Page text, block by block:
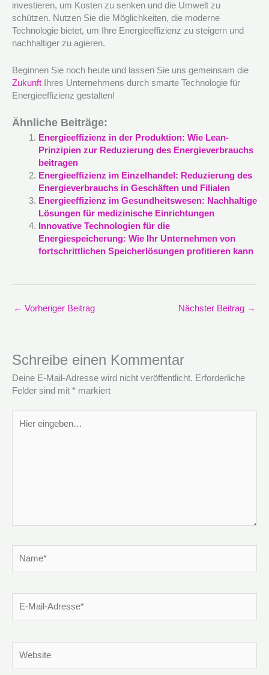
investieren, um Kosten zu senken und die Umwelt zu
schützen. Nutzen Sie die Möglichkeiten, die moderne
Technologie bietet, um Ihre Energieeffizienz zu steigern und
nachhaltiger zu agieren.
Beginnen Sie noch heute und lassen Sie uns gemeinsam die
Zukunft Ihres Unternehmens durch smarte Technologie für
Energieeffizienz gestalten!
Ähnliche Beiträge:
Energieeffizienz in der Produktion: Wie Lean-
Prinzipien zur Reduzierung des Energieverbrauchs
beitragen
Energieeffizienz im Einzelhandel: Reduzierung des
Energieverbrauchs in Geschäften und Filialen
Energieeffizienz im Gesundheitswesen: Nachhaltige
Lösungen für medizinische Einrichtungen
Innovative Technologien für die
Energiespeicherung: Wie Ihr Unternehmen von
fortschrittlichen Speicherlösungen profitieren kann
← Vorheriger Beitrag Nächster Beitrag →
Schreibe einen Kommentar
Deine E-Mail-Adresse wird nicht veröffentlicht. Erforderliche
Felder sind mit * markiert
eingeben…
Mail-